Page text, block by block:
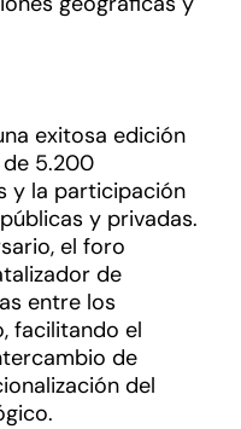
exitosa edición
5.200
y la participación
y privadas.
el foro
de
entre los
facilitando el
de
del